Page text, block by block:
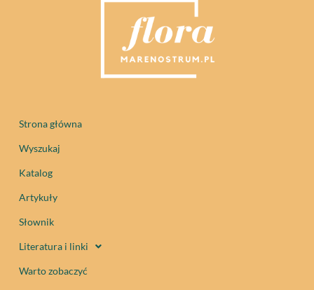
Strona główna
Wyszukaj
Katalog
Artykuły
Słownik
Literatura i linki
Warto zobaczyć